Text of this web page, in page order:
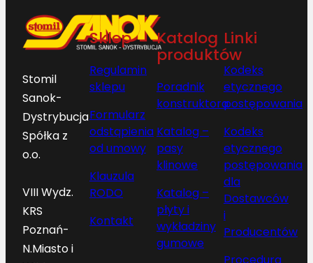
Stomil
Sanok-
Dystrybucja
Spółka z
o.o.
VIII Wydz.
KRS
Poznań-
N.Miasto i
Sklep
Regulamin
sklepu
Formularz
odstąpienia
od umowy
Klauzula
RODO
Kontakt
Katalog
produktów
Poradnik
konstruktora
Katalog –
pasy
klinowe
Katalog –
płyty i
wykładziny
gumowe
Linki
Kodeks
etycznego
postępowania
Kodeks
etycznego
postępowania
dla
Dostawców
i
Producentów